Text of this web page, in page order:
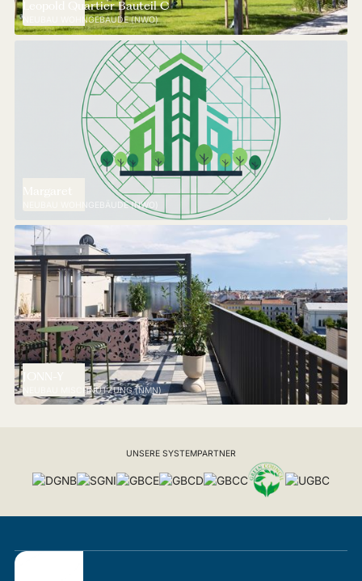
Leopold Quartier Bauteil C
NEUBAU WOHNGEBÄUDE (NWO)
NEUBAU WOHNGEBÄUDE (NWO)
NEUBAU MISCHNUTZUNG (NMN)
UNSERE SYSTEMPARTNER